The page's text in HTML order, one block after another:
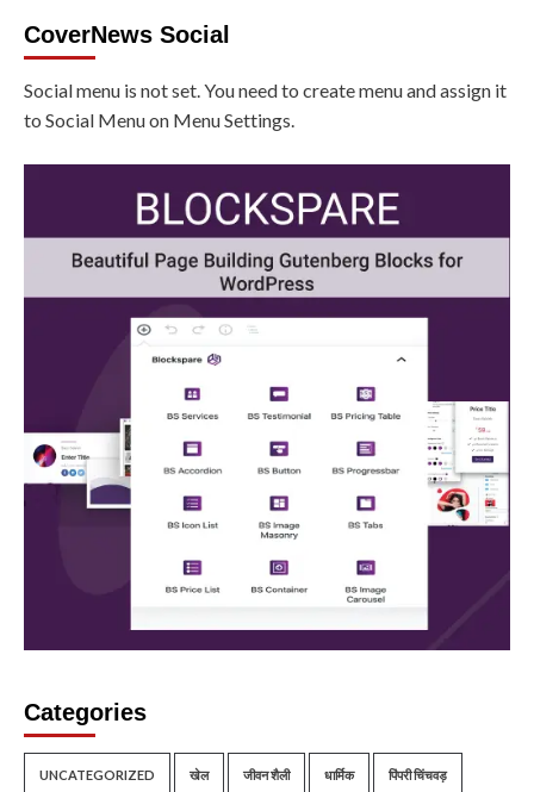
CoverNews Social
Social menu is not set. You need to create menu and assign it
to Social Menu on Menu Settings.
Categories
UNCATEGORIZED खेल जीवन शैली धार्मिक पिंपरी चिंचवड़